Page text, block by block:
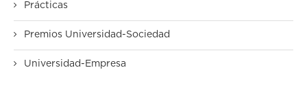
Prácticas
Premios Universidad-Sociedad
Universidad-Empresa